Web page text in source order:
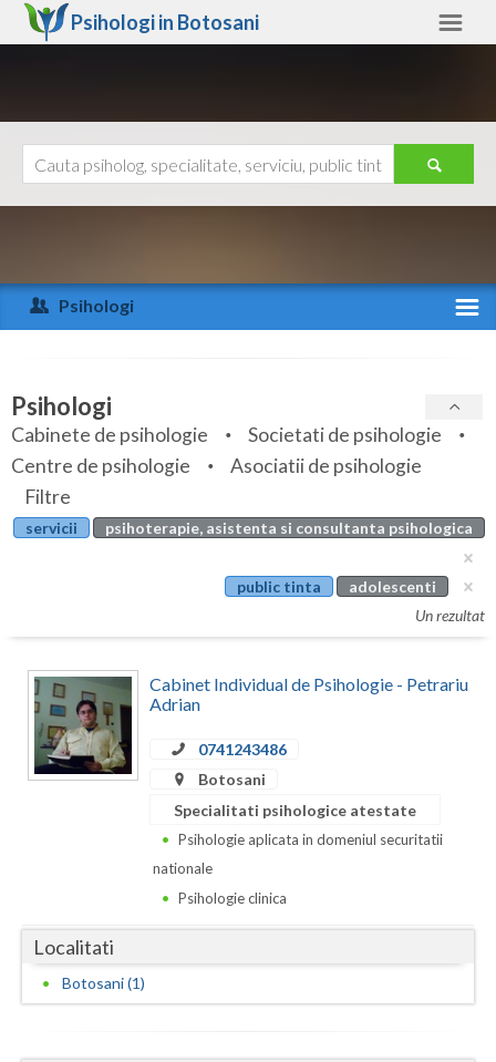
Psihologi in Botosani
Arad
Arges
Bihor
Bistrita-Nasaud
Botosani
Bucuresti
Buzau
Calarasi
Caras-Severin
Dambovita
Ajutor
Psihologi
Specialitati
Servicii
Articole
Evenimente
Psihologi
Cabinete de psihologie
Societati de psihologie
Centre de psihologie
Asociatii de psihologie
Filtre
servicii psihoterapie, asistenta si consultanta psihologica
public tinta
adolescenti
Un rezultat
Cabinet Individual de Psihologie - Petrariu
Adrian
0741243486
Botosani
Specialitati psihologice atestate
Psihologie aplicata in domeniul securitatii
nationale
Psihologie clinica
Localitati
Botosani (1)